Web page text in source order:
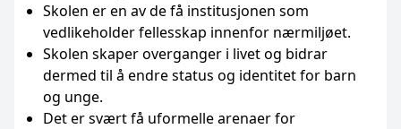
Skolen er en av de få institusjonen som
vedlikeholder fellesskap innenfor nærmiljøet.
Skolen skaper overganger i livet og bidrar
dermed til å endre status og identitet for barn
og unge.
Det er svært få uformelle arenaer for